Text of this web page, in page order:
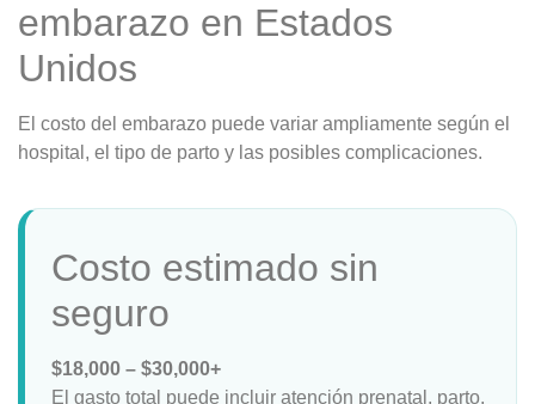
embarazo en Estados
Unidos
El costo del embarazo puede variar ampliamente según el
hospital, el tipo de parto y las posibles complicaciones.
Costo estimado sin
seguro
$18,000 – $30,000+
El gasto total puede incluir atención prenatal, parto,